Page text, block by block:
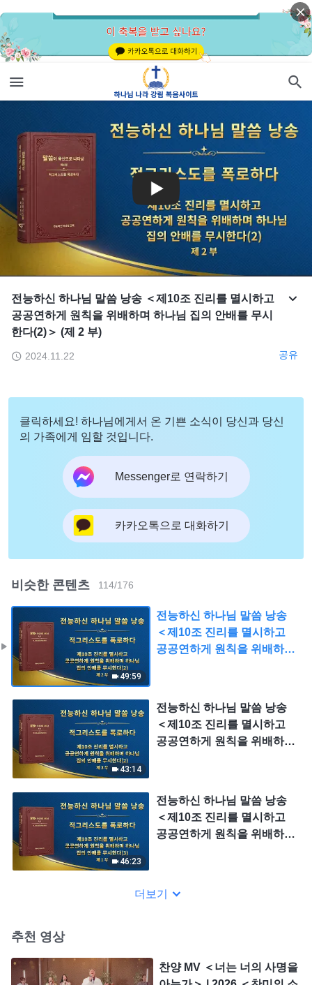
전능하신 하나님 말씀 낭송 ＜제10조 진리를 멸시하고
공공연하게 원칙을 위배하며 하나님 집의 안배를 무시
한다(2)＞ (제 2 부)
2024.11.22 공유
클릭하세요! 하나님에게서 온 기쁜 소식이 당신과 당신
의 가족에게 임할 것입니다.
Messenger로 연락하기
카카오톡으로 대화하기
비슷한 콘텐츠 114/176
49:59
전능하신 하나님 말씀 낭송
＜제10조 진리를 멸시하고
공공연하게 원칙을 위배하며
43:14
전능하신 하나님 말씀 낭송
＜제10조 진리를 멸시하고
공공연하게 원칙을 위배하며
46:23
전능하신 하나님 말씀 낭송
＜제10조 진리를 멸시하고
공공연하게 원칙을 위배하며
더보기
추천 영상
찬양 MV ＜너는 너의 사명을